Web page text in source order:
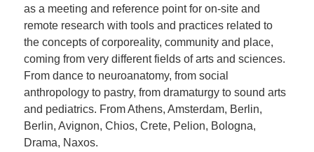
as a meeting and reference point for on-site and
remote research with tools and practices related to
the concepts of corporeality, community and place,
coming from very different fields of arts and sciences.
From dance to neuroanatomy, from social
anthropology to pastry, from dramaturgy to sound arts
and pediatrics. From Athens, Amsterdam, Berlin,
Berlin, Avignon, Chios, Crete, Pelion, Bologna,
Drama, Naxos.